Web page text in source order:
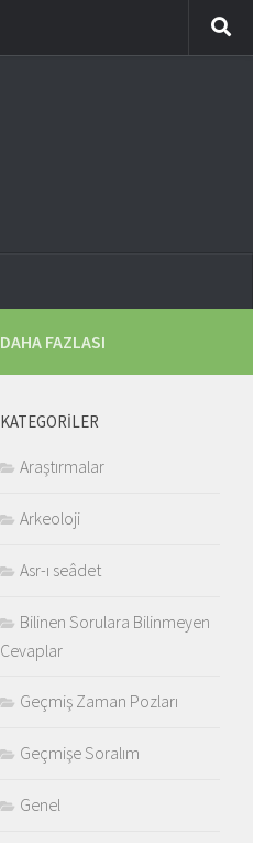
DAHA FAZLASI
KATEGORILER
Araştırmalar
Arkeoloji
Asr-ı seâdet
Bilinen Sorulara Bilinmeyen
Cevaplar
Geçmiş Zaman Pozları
Geçmişe Soralım
Genel